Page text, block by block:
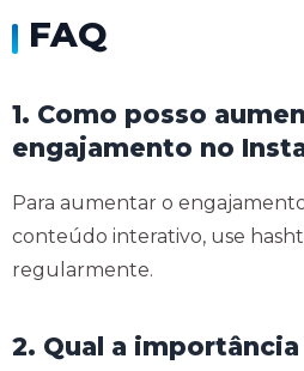
FAQ
1. Como posso
engajamento no
Para aumentar o
conteúdo interativo, use
regularmente.
2. Qual a